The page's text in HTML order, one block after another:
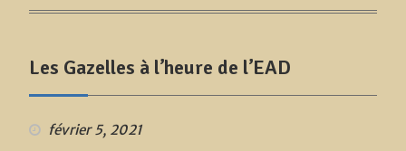
Les Gazelles à l’heure de l’EAD
février 5, 2021